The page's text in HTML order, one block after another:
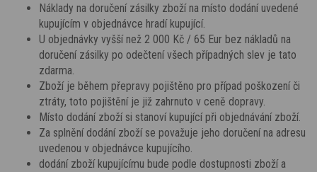
Náklady na doručení zásilky zboží na místo dodání uvedené
kupujícím v objednávce hradí kupující.
U objednávky vyšší než 2 000 Kč / 65 Eur bez nákladů na
doručení zásilky po odečtení všech případných slev je tato
zdarma.
Zboží je během přepravy pojištěno pro případ poškození či
ztráty, toto pojištění je již zahrnuto v ceně dopravy.
Místo dodání zboží si stanoví kupující při objednávání zboží.
Za splnění dodání zboží se považuje jeho doručení na adresu
uvedenou v objednávce kupujícího.
dodání zboží kupujícímu bude podle dostupnosti zboží a